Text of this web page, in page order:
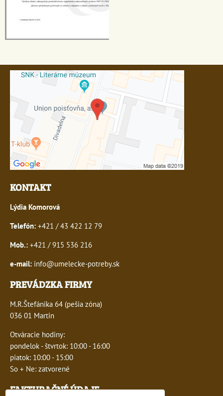
KONTAKT
Lýdia Komorová
Telefón: +421 / 43 422 12 79
Mob.: +421 / 915 536 216
e-mail: info@umelecke-potreby.sk
PREVÁDZKA FIRMY
M.R.Štefánika 64 (pešia zóna)
036 01 Martin
Otváracie hodiny:
pondelok - štvrtok: 10:00 - 16:00
piatok: 10:00 - 15:00
So + Ne: zatvorené
FAKTURAČNÉ ÚDAJE